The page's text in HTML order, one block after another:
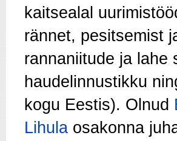
kaitsealal
rännet, pesitsemist
rannaniitude ja
haudelinnustikku
kogu Eestis). Olnud
Lihula osakonna